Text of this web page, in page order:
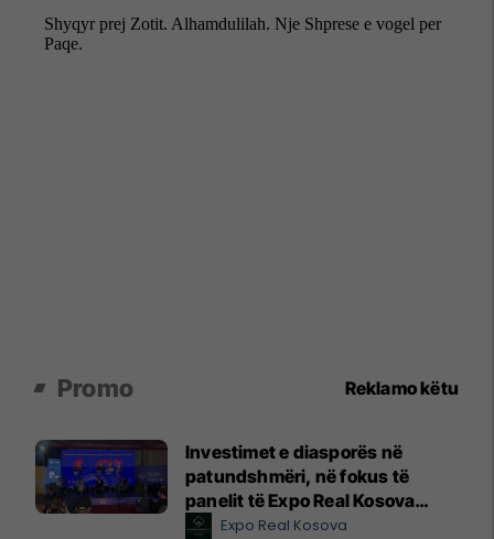
Promo Reklamo këtu
Investimet e diasporës në
patundshmëri, në fokus të
panelit të Expo Real Kosova
2026Expo Real Kosova